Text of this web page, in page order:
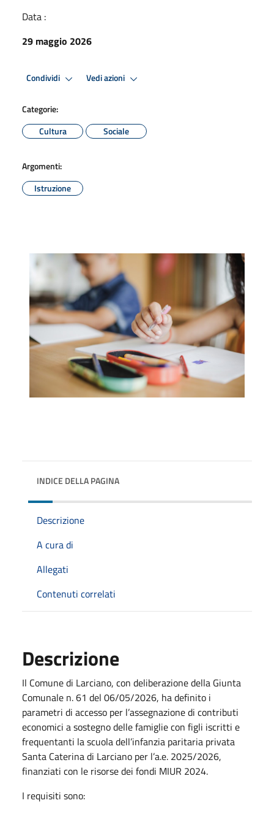
Data :
29 maggio 2026
Condividi Vedi azioni
Categorie:
Cultura
Sociale
Argomenti:
Istruzione
INDICE DELLA PAGINA
Descrizione
A cura di
Allegati
Contenuti correlati
Descrizione
Il Comune di Larciano, con deliberazione della Giunta
Comunale n. 61 del 06/05/2026, ha definito i
parametri di accesso per l’assegnazione di contributi
economici a sostegno delle famiglie con figli iscritti e
frequentanti la scuola dell’infanzia paritaria privata
Santa Caterina di Larciano per l’a.e. 2025/2026,
finanziati con le risorse dei fondi MIUR 2024.
I requisiti sono: